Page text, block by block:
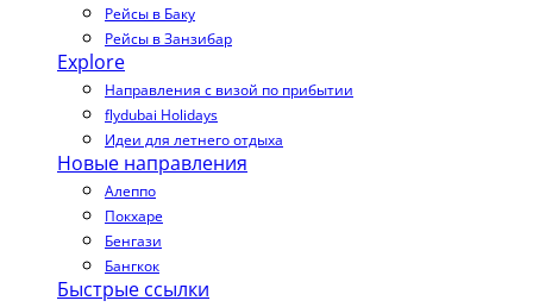
Рейсы в Баку
Рейсы в Занзибар
Explore
Направления с визой по прибытии
flydubai Holidays
Идеи для летнего отдыха
Новые направления
Алеппо
Покхаре
Бенгази
Бангкок
Быстрые ссылки